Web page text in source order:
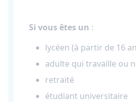
Si vous êtes un :
lycéen (à partir de 16
adulte qui travaille ou
retraité
étudiant universitaire